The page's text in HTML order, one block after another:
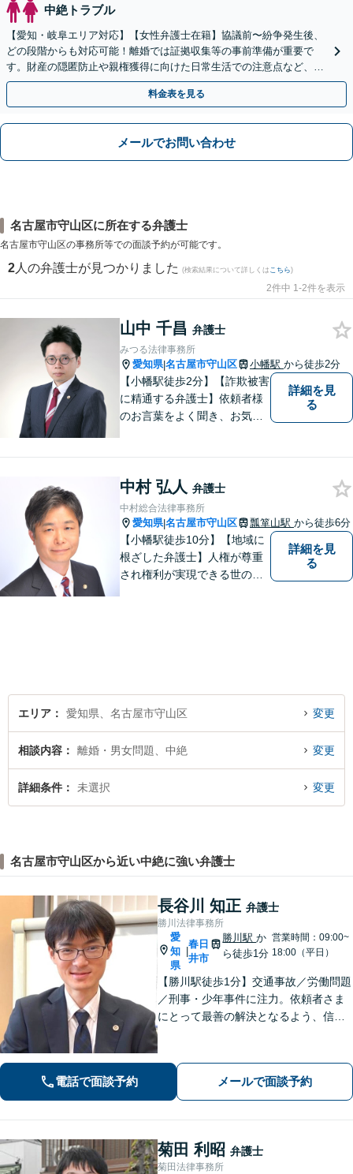
中絶トラブル
【愛知・岐阜エリア対応】【女性弁護士在籍】協議前〜紛争発生後、
どの段階からも対応可能！離婚では証拠収集等の事前準備が重要で
す。財産の隠匿防止や親権獲得に向けた日常生活での注意点など、フ
ェーズに応じたアドバイスを提供します【子連れの相談OK】
料金表を見る
メールでお問い合わせ
名古屋市守山区に所在する弁護士
名古屋市守山区の事務所等での面談予約が可能です。
2 人の弁護士が見つかりました (検索結果について詳しくは こちら)
2件中 1-2件を表示
山中 千昌 弁護士
みつる法律事務所
愛知県|名古屋市守山区 小幡駅 から徒歩2分
【小幡駅徒歩2分】【詐欺被害
に精通する弁護士】依頼者様
のお言葉をよく聞き、お気持
お気軽にご相談ください。
【土日・祝日も予約で対応
可】
詳細を見
る
中村 弘人 弁護士
中村総合法律事務所
愛知県|名古屋市守山区 瓢箪山駅 から徒歩6分
【小幡駅徒歩10分】【地域に
根ざした弁護士】人権が尊重
され権利が実現できる世の中
談ください。
詳細を見
る
エリア 愛知県、名古屋市守山区 変更
相談内容 離婚・男女問題、中絶 変更
詳細条件 未選択 変更
名古屋市守山区から近い中絶に強い弁護士
長谷川 知正 弁護士
勝川法律事務所
愛
知
県
春日
井市
勝川駅か
ら徒歩1分
営業時間：09:00~
18:00（平日）
【勝川駅徒歩1分】交通事故／労働問題
／刑事・少年事件に注力。依頼者さま
にとって最善の解決となるよう、信頼
談ください。
電話で面談予約 メールで面談予約
菊田 利昭 弁護士
菊田法律事務所